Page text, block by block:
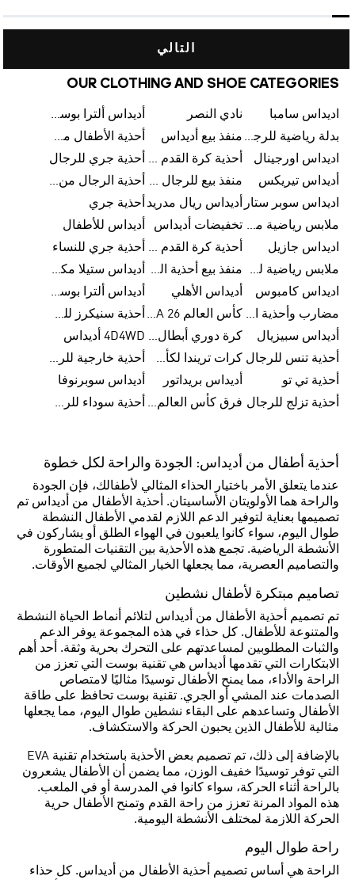
التالي
OUR CLOTHING AND SHOE CATEGORIES
اديداس سامبا نادي النصر
أديداس ألترا بوست
بدلة رياضية للرجال من أديداس منفذ بيع أديداس
أحذية الأطفال من أديداس
اديداس اورجينال
أحذية كرة القدم للرجال من أديداس
أحذية جري للرجال
أديداس تيريكس
منفذ بيع للرجال من أديداس
أحذية الرجال من أديداس
اديداس سوبر ستار
أديداس ريال مدريد أحذية جري
ملابس رياضية من أديداس تخفيضات أديداس
أديداس للأطفال
اديداس جازيل
أحذية كرة القدم من أديداس
أحذية جري للنساء
ملابس رياضية للأطفال من أديداس
منفذ بيع أحذية الرجال من أديداس
أديداس ستيلا مكارتني
اديداس كامبوس
أديداس الأهلي
أديداس ألترا بوست للنساء
مضارب وأحذية البادل من أديداس
كأس العالم FIFA 26™
أحذية سنيكرز للرجال من أديداس
أديداس سبيزيال
كرة دوري أبطال أوروبا من أديداس 4D4WD أديداس
أحذية تنس للرجال
كرات تريندا لكأس العالم FIFA 26™
أحذية خارجية للرجال
أحذية تي تو
أديداس بريداتور
أديداس سوبرنوفا
أحذية تزلج للرجال
فرق كأس العالم FIFA 26™ أحذية سوداء للرجال
أحذية أطفال من أديداس: الجودة والراحة لكل خطوة
عندما يتعلق الأمر باختيار الحذاء المثالي لأطفالك، فإن الجودة
والراحة هما الأولويتان الأساسيتان. أحذية الأطفال من أديداس تم
تصميمها بعناية لتوفير الدعم اللازم لقدمي الأطفال النشطة
طوال اليوم، سواء كانوا يلعبون في الهواء الطلق أو يشاركون في
الأنشطة الرياضية. تجمع هذه الأحذية بين التقنيات المتطورة
والتصاميم العصرية، مما يجعلها الخيار المثالي لجميع الأوقات.
تصاميم مبتكرة لأطفال نشطين
تم تصميم أحذية الأطفال من أديداس لتلائم أنماط الحياة النشطة
والمتنوعة للأطفال. كل حذاء في هذه المجموعة يوفر الدعم
والثبات المطلوبين لمساعدتهم على التحرك بحرية وثقة. أحد أهم
الابتكارات التي تقدمها أديداس هي تقنية بوست التي تعزز من
الراحة والأداء، مما يمنح الأطفال توسيدًا مثاليًا لامتصاص
الصدمات عند المشي أو الجري. تقنية بوست تحافظ على طاقة
الأطفال وتساعدهم على البقاء نشطين طوال اليوم، مما يجعلها
مثالية للأطفال الذين يحبون الحركة والاستكشاف.
بالإضافة إلى ذلك، تم تصميم بعض الأحذية باستخدام تقنية EVA
التي توفر توسيدًا خفيف الوزن، مما يضمن أن الأطفال يشعرون
بالراحة أثناء الحركة، سواء كانوا في المدرسة أو في الملعب.
هذه المواد المرنة تعزز من راحة القدم وتمنح الأطفال حرية
الحركة اللازمة لمختلف الأنشطة اليومية.
راحة طوال اليوم
الراحة هي أساس تصميم أحذية الأطفال من أديداس. كل حذاء